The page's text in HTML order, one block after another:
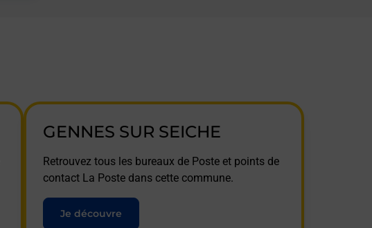
GENNES SUR SEICHE
Retrouvez tous les bureaux de Poste et points de
contact La Poste dans cette commune.
Je découvre